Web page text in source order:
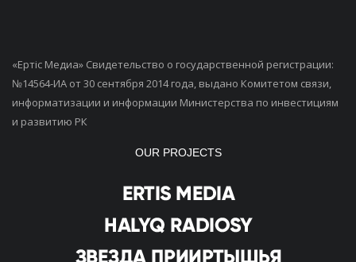
«Ертiс Медиа» Свидетельство о государственной регистрации:
№14564-ИА от 30 сентября 2014 года, выдано Комитетом связи,
информатизации и информации Министерства по инвестициям
и развитию РК
OUR PROJECTS